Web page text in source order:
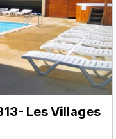
Les Villages